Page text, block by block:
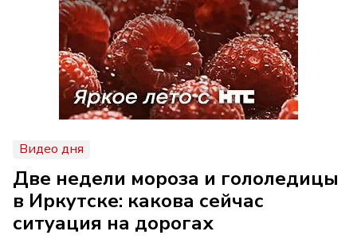
Видео дня
Две недели мороза и гололедицы
в Иркутске: какова сейчас
ситуация на дорогах